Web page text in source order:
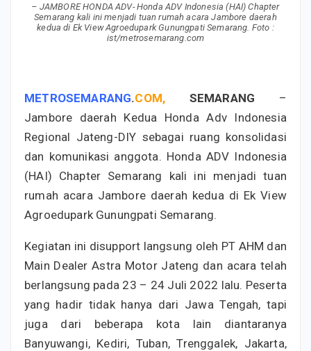
– JAMBORE HONDA ADV- Honda ADV Indonesia (HAI) Chapter
Semarang kali ini menjadi tuan rumah acara Jambore daerah
kedua di Ek View Agroedupark Gunungpati Semarang. Foto :
ist/metrosemarang.com
METROSEMARANG.COM, SEMARANG –
Jambore daerah Kedua Honda Adv Indonesia
Regional Jateng-DIY sebagai ruang konsolidasi
dan komunikasi anggota. Honda ADV Indonesia
(HAI) Chapter Semarang kali ini menjadi tuan
rumah acara Jambore daerah kedua di Ek View
Agroedupark Gunungpati Semarang.
Kegiatan ini disupport langsung oleh PT AHM dan
Main Dealer Astra Motor Jateng dan acara telah
berlangsung pada 23 – 24 Juli 2022 lalu. Peserta
yang hadir tidak hanya dari Jawa Tengah, tapi
juga dari beberapa kota lain diantaranya
Banyuwangi, Kediri, Tuban, Trenggalek, Jakarta,